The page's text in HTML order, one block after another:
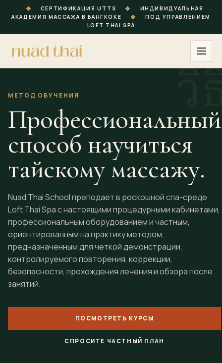
◆ СЕРТИФИКАЦИЯ UTTS ◆
ИНДИВИДУАЛЬНАЯ
АКАДЕМИЯ МАССАЖА В БАНГКОКЕ
◆
ПОД УПРАВЛЕНИЕМ
LOFT THAI SPA
МЕТОД ОБУЧЕНИЯ
Профессиональный
способ научиться
тайскому массажу.
Nuad Thai School преподает в роскошной спа-среде
Loft Thai Spa с настоящими процедурными кабинетами,
профессиональным оборудованием и частным,
ориентированным на практику методом,
предназначенным для четкой демонстрации,
контролируемого повторения, коррекции,
безопасности, прохождения лечения и обзора после
занятий.
ПОСМОТРЕТЬ КУРСЫ
СПРОСИТЕ ЧАСТНЫЙ ПЛАН